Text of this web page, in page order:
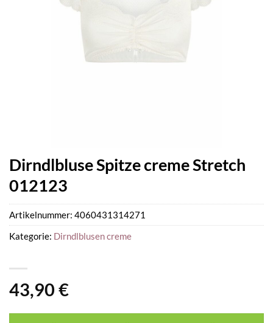
Dirndlbluse Spitze creme Stretch
012123
43,90 €
Artikelnummer: 4060431314271
Kategorie: Dirndlblusen creme